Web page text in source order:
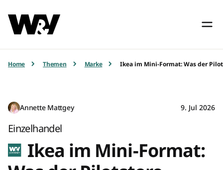
Home Themen Marke Ikea im Mini-Format: Was der
Annette Mattgey 9. Jul 2026
Einzelhandel
Ikea im Mini-Format: